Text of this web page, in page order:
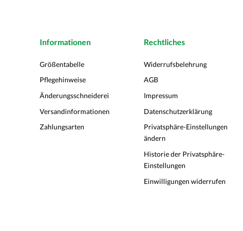
Informationen
Größentabelle
Pflegehinweise
Änderungsschneiderei
Versandinformationen
Zahlungsarten
Rechtliches
Widerrufsbelehrung
AGB
Impressum
Datenschutzerklärung
Privatsphäre-Einstellungen
ändern
Historie der Privatsphäre-
Einstellungen
Einwilligungen widerrufen